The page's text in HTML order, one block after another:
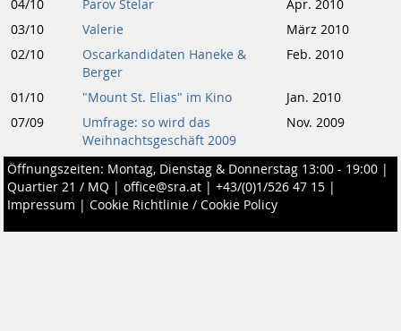
04/10
Parov Stelar
Apr. 2010
03/10
Valerie
März 2010
02/10
Oscarkandidaten Haneke &
Berger
Feb. 2010
01/10 "Mount St. Elias" im Kino
Jan. 2010
07/09
Umfrage: so wird das
Weihnachtsgeschäft 2009
Nov. 2009
Öffnungszeiten: Montag, Dienstag & Donnerstag 13:00 - 19:00 |
Quartier 21 / MQ | office@sra.at | +43/(0)1/526 47 15 |
Impressum | Cookie Richtlinie / Cookie Policy